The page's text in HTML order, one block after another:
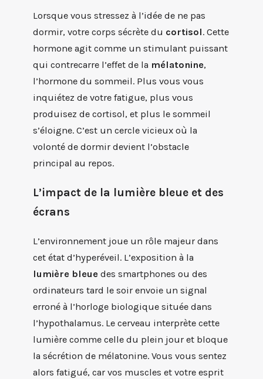
Lorsque vous stressez à l’idée de ne pas
dormir, votre corps sécrète du cortisol. Cette
hormone agit comme un stimulant puissant
qui contrecarre l’effet de la mélatonine,
l’hormone du sommeil. Plus vous vous
inquiétez de votre fatigue, plus vous
produisez de cortisol, et plus le sommeil
s’éloigne. C’est un cercle vicieux où la
volonté de dormir devient l’obstacle
principal au repos.
L’impact de la lumière bleue et des
écrans
L’environnement joue un rôle majeur dans
cet état d’hyperéveil. L’exposition à la
lumière bleue des smartphones ou des
ordinateurs tard le soir envoie un signal
erroné à l’horloge biologique située dans
l’hypothalamus. Le cerveau interprète cette
lumière comme celle du plein jour et bloque
la sécrétion de mélatonine. Vous vous sentez
alors fatigué, car vos muscles et votre esprit